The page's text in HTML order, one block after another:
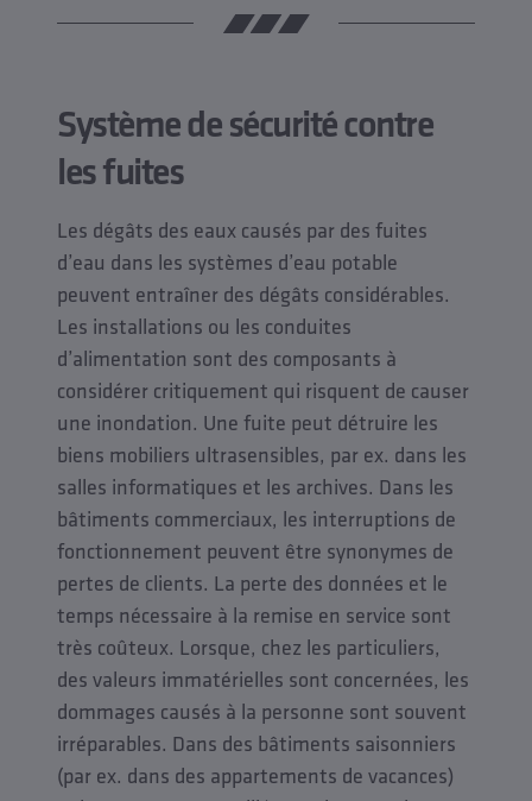
Système de sécurité contre
les fuites
Les dégâts des eaux causés par des fuites
d’eau dans les systèmes d’eau potable
peuvent entraîner des dégâts considérables.
Les installations ou les conduites
d’alimentation sont des composants à
considérer critiquement qui risquent de causer
une inondation. Une fuite peut détruire les
biens mobiliers ultrasensibles, par ex. dans les
salles informatiques et les archives. Dans les
bâtiments commerciaux, les interruptions de
fonctionnement peuvent être synonymes de
pertes de clients. La perte des données et le
temps nécessaire à la remise en service sont
très coûteux. Lorsque, chez les particuliers,
des valeurs immatérielles sont concernées, les
dommages causés à la personne sont souvent
irréparables. Dans des bâtiments saisonniers
(par ex. dans des appartements de vacances)